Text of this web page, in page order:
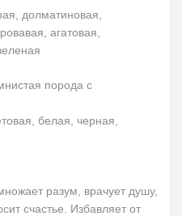
долматиновая,
агатовая,
порода с
белая, черная,
разум, врачует душу,
счастье. Избавляет от